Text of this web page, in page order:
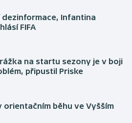
dezinformace, Infantina
FIFA
na startu sezony je v boji
připustil Priske
orientačním běhu ve Vyšším